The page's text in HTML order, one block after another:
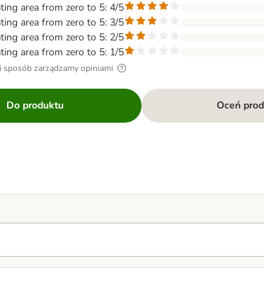
area from zero to 5: 4/5
area from zero to 5: 3/5
area from zero to 5: 2/5
area from zero to 5: 1/5
zarządzamy opiniami
Do produktu Oceń